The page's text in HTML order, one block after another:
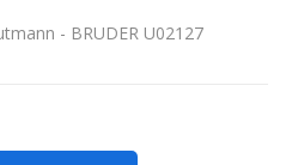
- BRUDER U02127